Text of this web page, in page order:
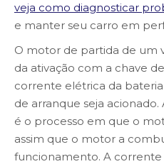
veja como diagnosticar
e manter seu carro em
O motor de partida de um
da ativação com a chave
corrente elétrica da
de arranque seja acionado.
é o processo em que o
assim que o motor a
funcionamento. A